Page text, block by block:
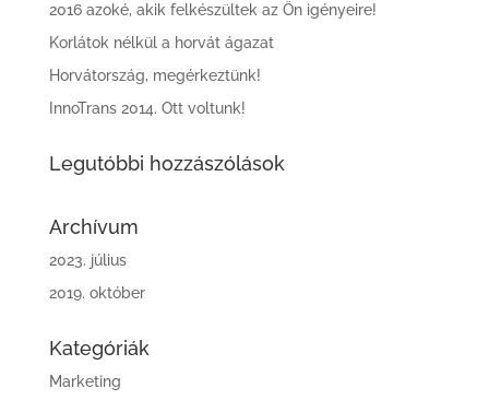
2016 azoké, akik felkészültek az Ön igényeire!
Korlátok nélkül a horvát ágazat
Horvátország, megérkeztünk!
InnoTrans 2014. Ott voltunk!
Legutóbbi hozzászólások
Archívum
2023. július
2019. október
Kategóriák
Marketing